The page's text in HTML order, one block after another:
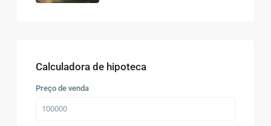
Calculadora de hipoteca
Preço de venda